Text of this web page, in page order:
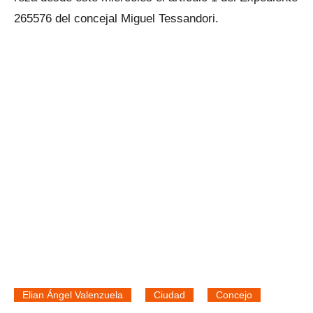
265576 del concejal Miguel Tessandori.
Elian Ángel Valenzuela Ciudad Concejo